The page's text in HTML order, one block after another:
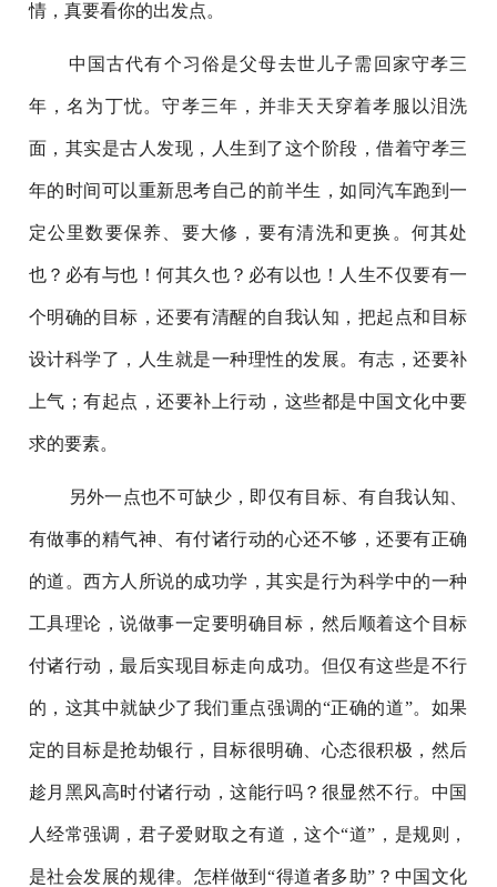
情，真要看你的出发点。
中国古代有个习俗是父母去世儿子需回家守孝三
年，名为丁忧。守孝三年，并非天天穿着孝服以泪洗
面，其实是古人发现，人生到了这个阶段，借着守孝三
年的时间可以重新思考自己的前半生，如同汽车跑到一
定公里数要保养、要大修，要有清洗和更换。何其处
也？必有与也！何其久也？必有以也！人生不仅要有一
个明确的目标，还要有清醒的自我认知，把起点和目标
设计科学了，人生就是一种理性的发展。有志，还要补
上气；有起点，还要补上行动，这些都是中国文化中要
求的要素。
另外一点也不可缺少，即仅有目标、有自我认知、
有做事的精气神、有付诸行动的心还不够，还要有正确
的道。西方人所说的成功学，其实是行为科学中的一种
工具理论，说做事一定要明确目标，然后顺着这个目标
付诸行动，最后实现目标走向成功。但仅有这些是不行
的，这其中就缺少了我们重点强调的“正确的道”。如果
定的目标是抢劫银行，目标很明确、心态很积极，然后
趁月黑风高时付诸行动，这能行吗？很显然不行。中国
人经常强调，君子爱财取之有道，这个“道”，是规则，
是社会发展的规律。怎样做到“得道者多助”？中国文化